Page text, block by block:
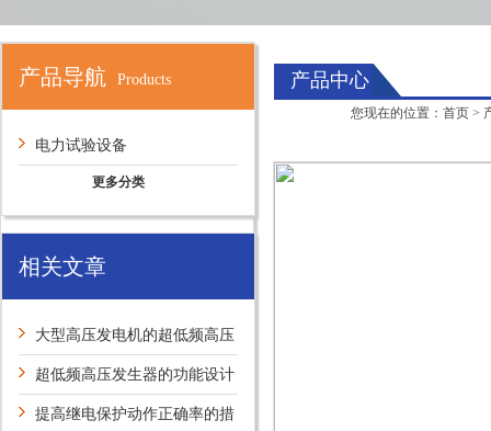
产品导航 Products
电力试验设备
更多分类
相关文章
大型高压发电机的超低频高压
发生器有什么试验方法？
超低频高压发生器的功能设计
特性有哪些？
提高继电保护动作正确率的措
产品中心
您现在的位置： 首页 >